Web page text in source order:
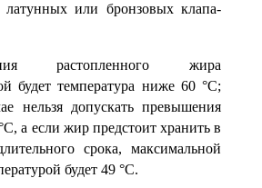
латунных или бронзовых клапа­
растопленного жира
будет температура ниже 60 °С;
нельзя допускать превышения
а если жир предстоит хранить в
срока, максимальной
будет 49 °С.